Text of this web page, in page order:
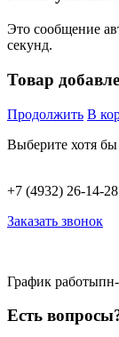
Это сообщение
секунд.
Товар
Продолжить В
Выберите хотя
+7 (4932) 26-14-28
Заказать звонок
График работы
Есть